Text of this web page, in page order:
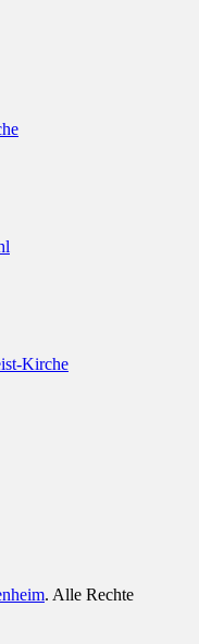
Kirche
. Alle Rechte